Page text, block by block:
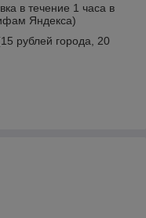
в течение 1 часа в
Яндекса)
рублей города, 20